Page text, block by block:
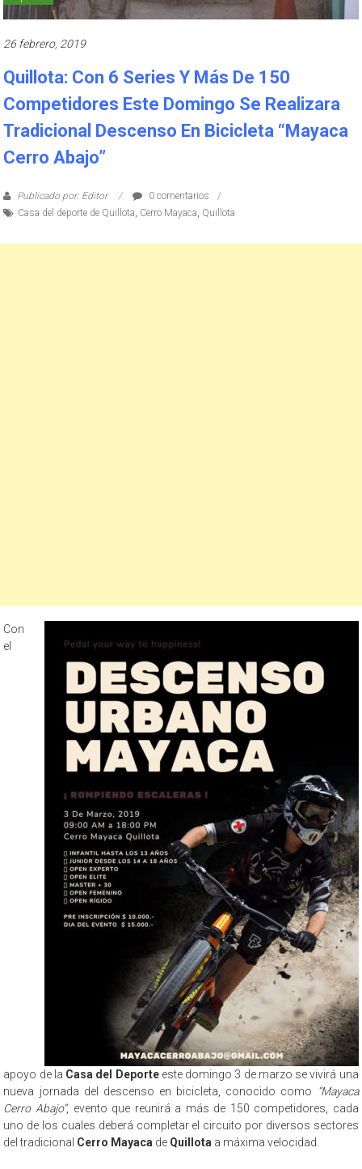
26 febrero, 2019
Quillota: Con 6 Series Y Más De 150
Competidores Este Domingo Se Realizara
Tradicional Descenso En Bicicleta “Mayaca
Cerro Abajo”
Publicado por: Editor
0 comentarios
Casa del deporte de Quillota Cerro Mayaca Quillota
Con
el
apoyo de la Casa del Deporteeste domingo 3 de marzo se vivirá una
nueva jornada del descenso en bicicleta, conocido como
“Mayaca
Cerro Abajo”, evento que reunirá a más de 150 competidores, cada
uno de los cuales deberá completar el circuito por diversos sectores
del tradicional Cerro Mayaca de Quillota a máxima velocidad.